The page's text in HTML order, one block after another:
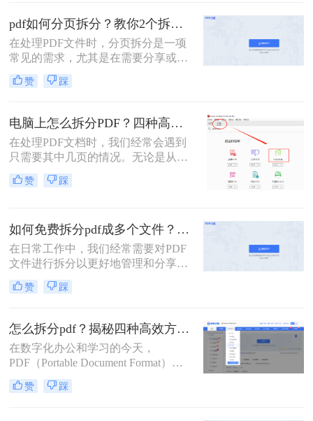
成多个PDF文件的实用方法。
pdf如何分页拆分？教你2个拆分方法！
在处理PDF文件时，分页拆分是一项
常见的需求，尤其是在需要分享或打
印部分页面时。那么pdf如何分页拆分
呢？本文将介绍两种分页拆分PDF的
分任务。
赞 踩
电脑上怎么拆分PDF？四种高效方法详解！
在处理PDF文档时，我们经常会遇到
只需要其中几页的情况。无论是从一
份庞大的报告中提取关键章节，还是
将扫描合并的发票重新分开，“拆分
有页面，不如精准地提取所需部分，
这样既高效又专业。
赞 踩
如何免费拆分pdf成多个文件？这三种方法很好用！
在日常工作中，我们经常需要对PDF
文件进行拆分以更好地管理和分享文
档。对于那些希望免费完成这项任务
的用户来说，有多种选择可以实现这
文件呢？本文将介绍三种无需付费即
可使用的PDF拆分方法。
赞 踩
怎么拆分pdf？揭秘四种高效方法，总有一款适合你！
在数字化办公和学习的今天，
PDF（Portable Document Format）因
其跨平台、格式固定的特性，已成为
我们日常工作中最常用的文件格式之
赞 踩